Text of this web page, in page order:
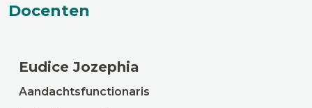
Docenten
Eudice Jozephia
Aandachtsfunctionaris